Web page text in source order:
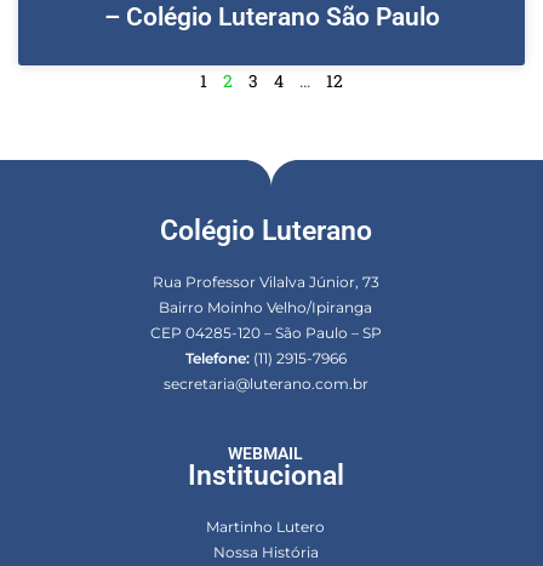
– Colégio Luterano São Paulo
1 2 3 4 … 12
Colégio Luterano
Rua Professor Vilalva Júnior, 73
Bairro Moinho Velho/Ipiranga
CEP 04285-120 – São Paulo – SP
Telefone:(11) 2915-7966
secretaria@luterano.com.br
WEBMAIL
Institucional
Martinho Lutero
Nossa História